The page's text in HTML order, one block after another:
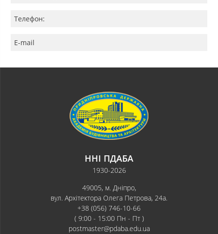
Телефон:
E-mail
ННІ ПДАБА
1930-2026
49005, м. Дніпро,
вул. Архітектора Олега Петрова, 24а.
+38 (056) 746-10-66
( 9:00 - 15:00 Пн - Пт )
postmaster@pdaba.edu.ua